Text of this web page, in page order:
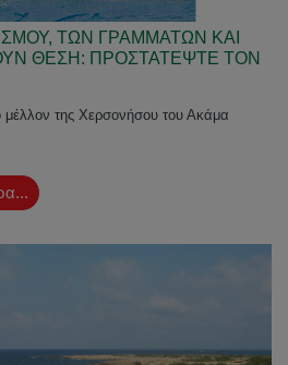
ΤΩΝ ΓΡΑΜΜΑΤΩΝ ΚΑΙ
ΘΕΣΗ: ΠΡΟΣΤΑΤΕΨΤΕ ΤΟΝ
μέλλον της Χερσονήσου του Ακάμα